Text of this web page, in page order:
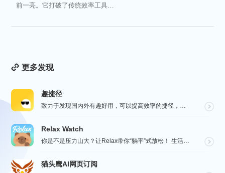
前一亮。它打破了传统效率工具冰
更多发现
趣捷径
致力于发现国内外有趣好用，可以提高效率的捷径，让你的手机变得更有趣，更好用，在“趣捷径” APP， ...
Relax Watch
你是不是压力山大？让Relax带你“躺平”式放松！ 生活节奏飞快，压力如影随形？渴望片刻宁静？别担心...
猫头鹰AI网页订阅